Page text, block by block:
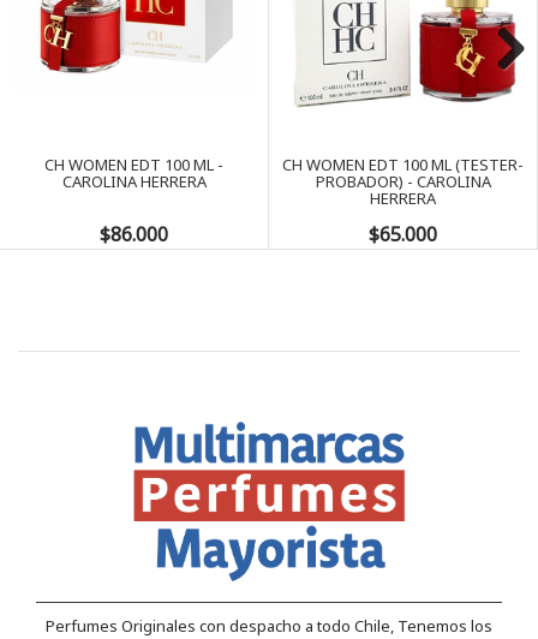
CH WOMEN EDT 100 ML -
CAROLINA HERRERA
$86.000
CH WOMEN EDT 100 ML (TESTER-
PROBADOR) - CAROLINA
HERRERA
$65.000
Next
Perfumes Originales con despacho a todo Chile, Tenemos los